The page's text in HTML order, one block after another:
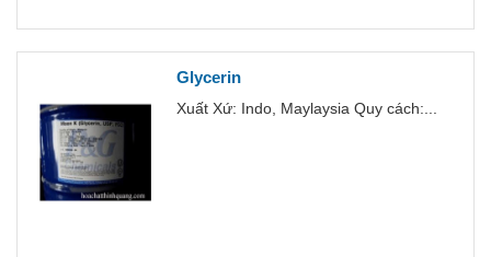
Glycerin
Xuất Xứ: Indo, Maylaysia Quy cách:...